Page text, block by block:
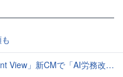
ル 働き方をAIが分析したら「すぐに休んで」と言われる？